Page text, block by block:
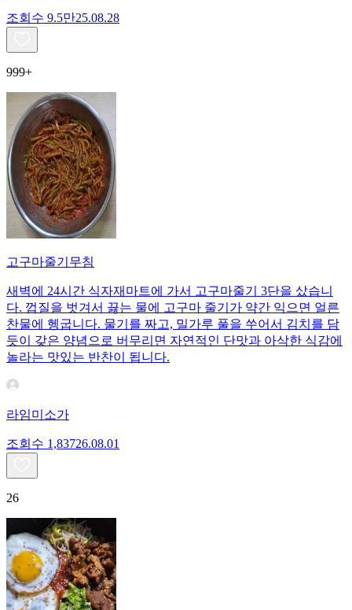
조회수 9.5만25.08.28
999+
고구마줄기무침
새벽에 24시간 식자재마트에 가서 고구마줄기 3단을 샀습니
다. 껍질을 벗겨서 끓는 물에 고구마 줄기가 약간 익으면 얼른
찬물에 헹굽니다. 물기를 짜고, 밀가루 풀을 쑤어서 김치를 담
듯이 갖은 양념으로 버무리면 자연적인 단맛과 아삭한 식감에
놀라는 맛있는 반찬이 됩니다.
라임미소가
조회수 1,83726.08.01
26